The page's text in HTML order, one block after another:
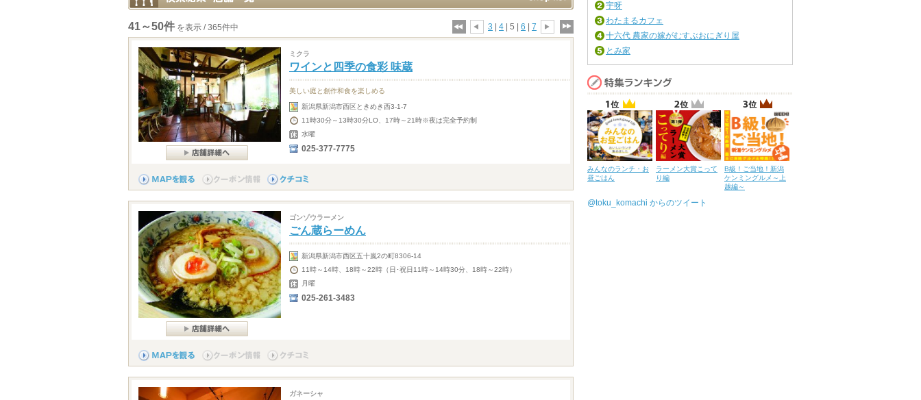
41～50件 を表示 / 365件中 3 4 | 5 | 6 7
ミクラ
ワインと四季の食彩 味蔵
美しい庭と創作和食を楽しめる
新潟県新潟市西区ときめき西3-1-7
11時30分～13時30分LO、17時～21時※夜は完全予約制
水曜
025-377-7775
ゴンゾウラーメン
ごん蔵らーめん
新潟県新潟市西区五十嵐2の町8306-14
11時～14時、18時～22時（日･祝日11時～14時30分、18時～22時）
月曜
025-261-3483
ガネーシャ
宇呀
わたまるカフェ
十六代 農家の嫁がむすぶおにぎり屋
とみ家
みんなのランチ・お
昼ごはん
ラーメン大賞こって
り編
B級！ご当地！新潟
ケンミングルメ～上
越編～
@toku_komachi からのツイート